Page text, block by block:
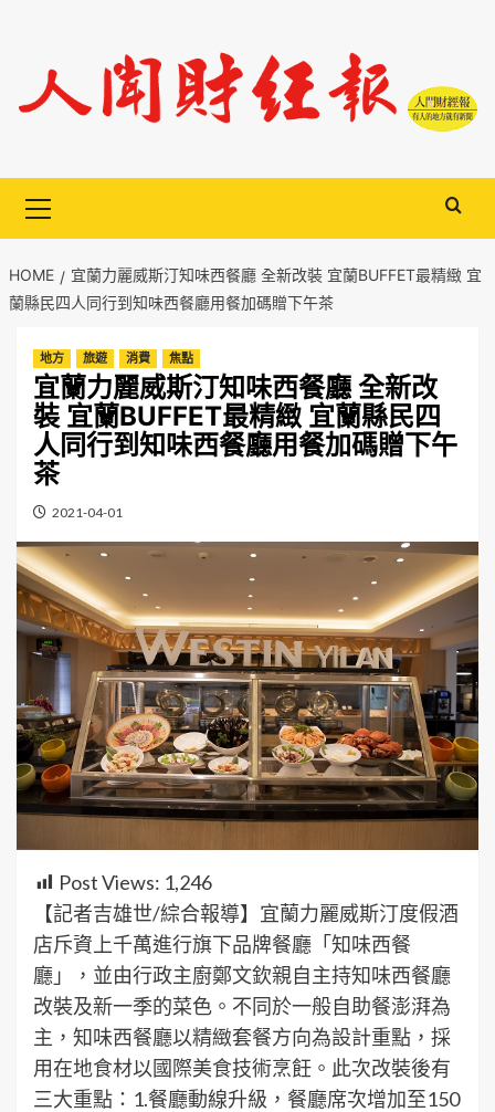
content
Menu
HOME
宜蘭力麗威斯汀知味西餐廳 全新改裝 宜蘭BUFFET最精緻 宜
蘭縣民四人同行到知味西餐廳用餐加碼贈下午茶
地方 旅遊 消費 焦點
宜蘭力麗威斯汀知味西餐廳 全新改
裝 宜蘭BUFFET最精緻 宜蘭縣民四
人同行到知味西餐廳用餐加碼贈下午
茶
2021-04-01
Post Views: 1,246
【記者吉雄世/綜合報導】宜蘭力麗威斯汀度假酒
店斥資上千萬進行旗下品牌餐廳「知味西餐
廳」，並由行政主廚鄭文欽親自主持知味西餐廳
改裝及新一季的菜色。不同於一般自助餐澎湃為
主，知味西餐廳以精緻套餐方向為設計重點，採
用在地食材以國際美食技術烹飪。此次改裝後有
三大重點：1.餐廳動線升級，餐廳席次增加至150